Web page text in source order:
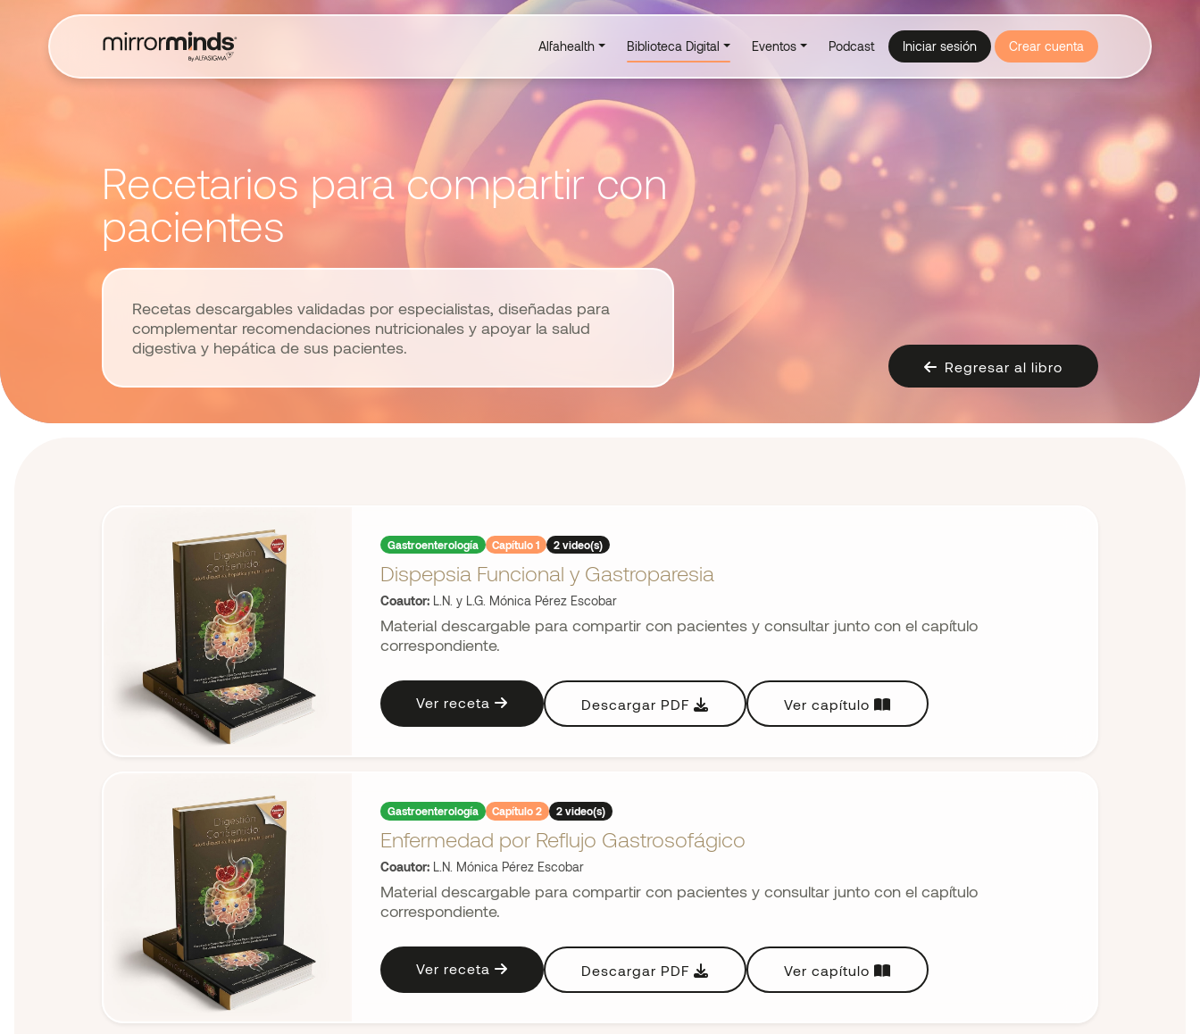
Alfahealth Biblioteca Digital Eventos Podcast Iniciar sesión Crear cuenta
Recetarios para compartir con
pacientes
Recetas descargables validadas por especialistas, diseñadas para
complementar recomendaciones nutricionales y apoyar la salud
digestiva y hepática de sus pacientes.
Regresar al libro
Gastroenterología Capítulo 1 2 video(s)
Dispepsia Funcional y Gastroparesia
Coautor: L.N. y L.G. Mónica Pérez Escobar
Material descargable para compartir con pacientes y consultar junto con el capítulo
correspondiente.
Ver receta Descargar PDF Ver capítulo
Gastroenterología Capítulo 2 2 video(s)
Enfermedad por Reflujo Gastrosofágico
Coautor: L.N. Mónica Pérez Escobar
Material descargable para compartir con pacientes y consultar junto con el capítulo
correspondiente.
Ver receta Descargar PDF Ver capítulo